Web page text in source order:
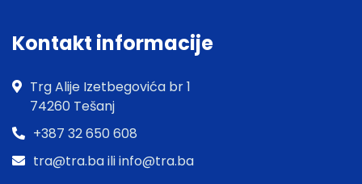
Kontakt informacije
Trg Alije Izetbegovića br 1
74260 Tešanj
+387 32 650 608
tra@tra.ba ili info@tra.ba